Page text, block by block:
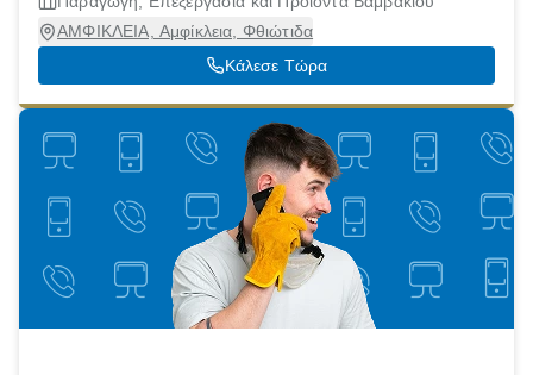
ΑΜΦΙΚΛΕΙΑ, Αμφίκλεια, Φθιώτιδα
Κάλεσε Τώρα